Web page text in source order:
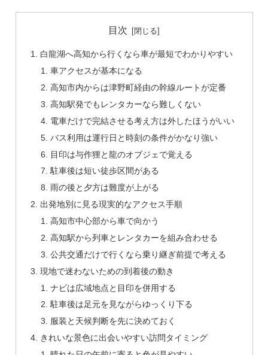
目次
白龍湖へ高知から行くなら車が最短でわかりやすい
車アクセスが基本になる
高知市内からは津野町経由の幹線ルートが定番
高知駅発でもレンタカーなら難しくない
電車だけで完結させる考え方は外したほうがいい
バス利用は運行日と時刻の条件がかなり強い
目印は与作狸と龍のオブジェで覚える
駐車後は短い徒歩区間がある
雨の後と夕方は難度が上がる
出発地別に見る現実的なアクセス手順
高知市中心部から車で向かう
高知駅から列車とレンタカーを組み合わせる
公共交通だけで行くなら乗り継ぎ前提で考える
現地で迷わないための到着後の動き
ナビは広域地点と目印を併用する
駐車後は足元を見ながらゆっくり下る
服装と天候判断を先に決めておく
きれいな景色に出会いやすい訪問タイミング